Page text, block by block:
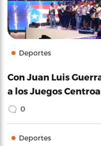
Deportes
Con Juan Luis
a los Juegos
0
Deportes